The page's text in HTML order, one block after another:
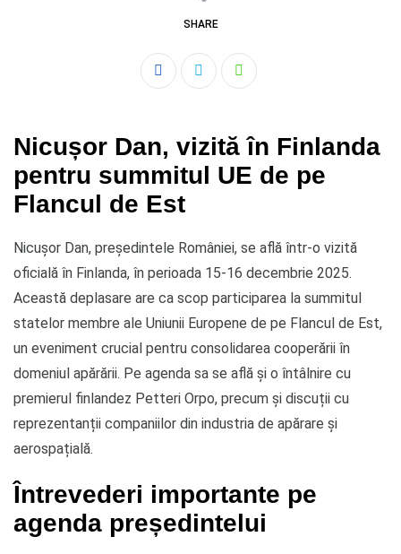
SHARE
Whatsapp
Nicușor Dan, vizită în Finlanda
pentru summitul UE de pe
Flancul de Est
Nicușor Dan, președintele României, se află într-o vizită
oficială în Finlanda, în perioada 15-16 decembrie 2025.
Această deplasare are ca scop participarea la summitul
statelor membre ale Uniunii Europene de pe Flancul de Est,
un eveniment crucial pentru consolidarea cooperării în
domeniul apărării. Pe agenda sa se află și o întâlnire cu
premierul finlandez Petteri Orpo, precum și discuții cu
reprezentanții companiilor din industria de apărare și
aerospațială.
Întrevederi importante pe
agenda președintelui